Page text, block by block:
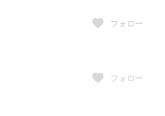
フォロー
フォロー